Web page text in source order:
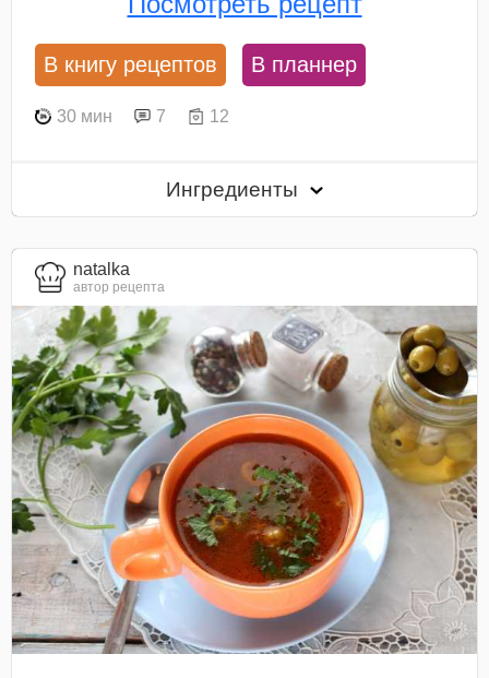
В книгу рецептов В планнер
30 мин 7 12
Ингредиенты
natalka
автор рецепта